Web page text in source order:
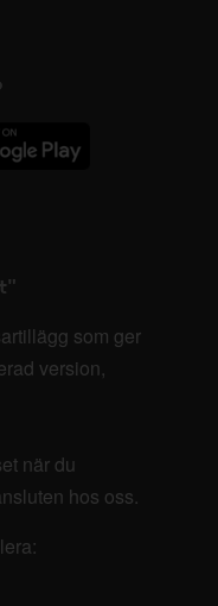
som ger
version,
när du
hos oss.